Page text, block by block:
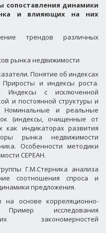
сопоставления динамики
и влияющих на них
трендов различных
рынка недвижимости
Понятие об индексах
и индексы роста.
с исключенной
и постоянной структуры и
Номинальные и реальные
(индексы, очищенные от
как индикаторах развития
рынка недвижимости
Особенности методики
СЕРЕАН.
Г.М.Стерника анализа
соотношения спроса и
предложения.
на основе корреляционно-
Пример исследования
закономерностей